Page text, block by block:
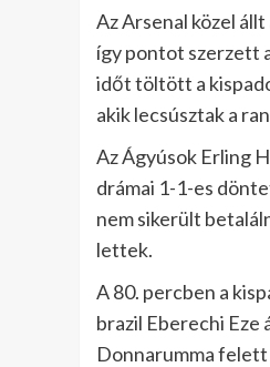
Az Arsenal közel
így pontot szerzett
időt töltött a
akik lecsúsztak a
Az Ágyúsok Erling
drámai 1-1-es
nem sikerült
lettek.
A 80. percben a
brazil Eberechi
Donnarumma felett